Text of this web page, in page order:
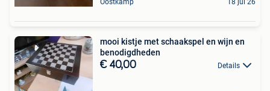
mooi kistje met schaakspel en wijn en
benodigdheden
€ 40,00 Details